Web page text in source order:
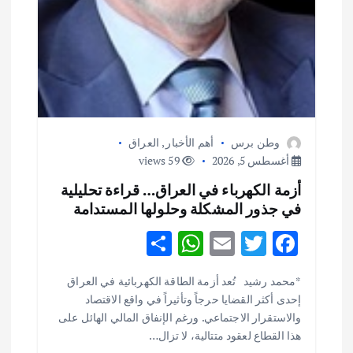
وطن برس أهم الأخبار , العراق
أغسطس 5, 2026
59 views
أزمة الكهرباء في العراق… قراءة تحليلية
في جذور المشكلة وحلولها المستدامة
F
e
b
o
T
w
it
te
r
E
m
ai
l
W
h
at
s
A
S
h
ar
e
*محمد رشيد تُعد أزمة الطاقة الكهربائية في العراق
إحدى أكثر القضايا حرجاً وتأثيراً في واقع الاقتصاد
والاستقرار الاجتماعي. ورغم الإنفاق المالي الهائل على
هذا القطاع لعقود متتالية، لا تزال…
اختتام ورشة السينوغرافيا في مدينة كلباء الاماراتية
أغسطس 3, 2026